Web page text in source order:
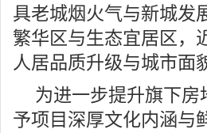
具老城烟火气与新城发
繁华区与生态宜居区，
人居品质升级与城市面
为进一步提升旗下
予项目深厚文化内涵与